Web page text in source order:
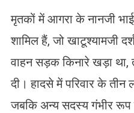
मृतकों में आगरा के नानजी
शामिल हैं, जो खाटूश्यामजी
वाहन सड़क किनारे खड़ा था,
दी। हादसे में परिवार के तीन
जबकि अन्य सदस्य गंभीर रूप